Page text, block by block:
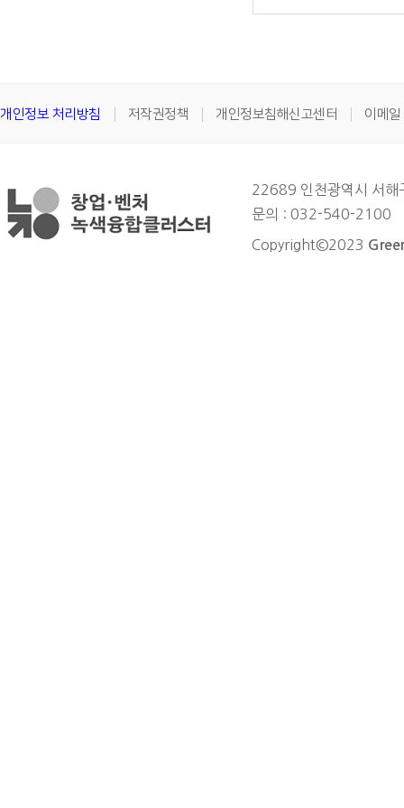
개인정보 처리방침 저작권정책 개인정보침해신고센터 이메
22689 인천광역시 서해
문의 : 032-540-2100
Copyright©2023